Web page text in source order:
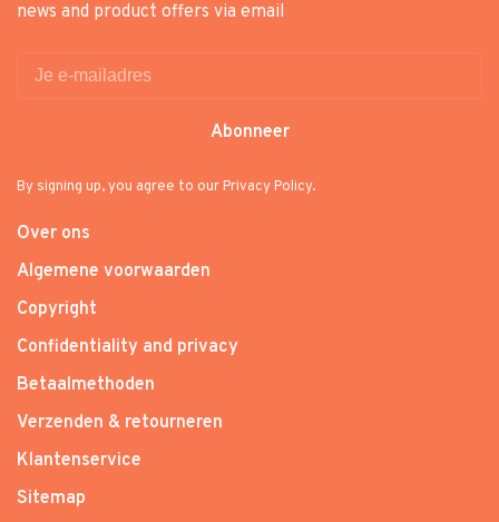
news and product offers via email
Abonneer
By signing up, you agree to our Privacy Policy.
Over ons
Algemene voorwaarden
Copyright
Confidentiality and privacy
Betaalmethoden
Verzenden & retourneren
Klantenservice
Sitemap